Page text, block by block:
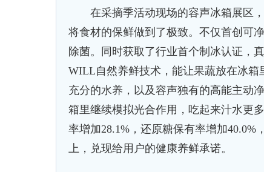
在采摘季活动现场的容声冰箱展区，
将食材的保鲜做到了极致。不仅首创可
除菌。同时获取了行业首个制冰认证，
WILL自然养鲜技术，能让果蔬放在冰箱
充分的水养，以及容声独有的高能主动
箱里继续模拟光合作用，吃起来汁水更
率增加28.1%，还原糖保有率增加
上，兑现给用户的健康养鲜承诺。